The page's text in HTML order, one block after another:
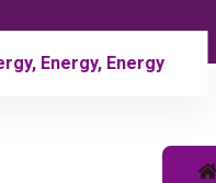
Energy, Energy